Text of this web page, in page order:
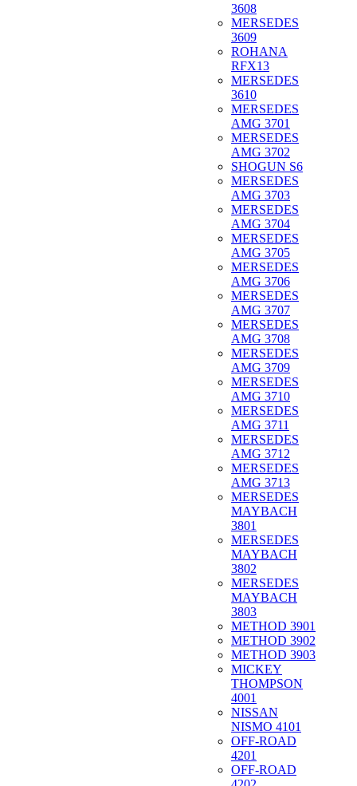
3608
MERSEDES
3609
ROHANA
RFX13
MERSEDES
3610
MERSEDES
AMG 3701
MERSEDES
AMG 3702
SHOGUN S6
MERSEDES
AMG 3703
MERSEDES
AMG 3704
MERSEDES
AMG 3705
MERSEDES
AMG 3706
MERSEDES
AMG 3707
MERSEDES
AMG 3708
MERSEDES
AMG 3709
MERSEDES
AMG 3710
MERSEDES
AMG 3711
MERSEDES
AMG 3712
MERSEDES
AMG 3713
MERSEDES
MAYBACH
3801
MERSEDES
MAYBACH
3802
MERSEDES
MAYBACH
3803
METHOD 3901
METHOD 3902
METHOD 3903
MICKEY
THOMPSON
4001
NISSAN
NISMO 4101
OFF-ROAD
4201
OFF-ROAD